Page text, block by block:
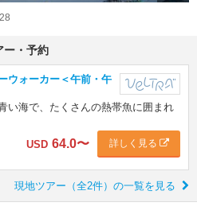
ー・予約
ウォーカー＜午前・午
い海で、たくさんの熱帯魚に囲まれ
USD 64.0〜 詳しく見る
現地ツアー（全2件）の一覧を見る